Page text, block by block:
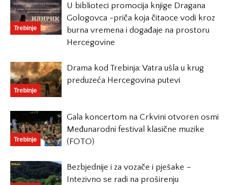
Trebinje
U biblioteci promocija knjige Dragana
Gologovca -priča koja čitaoce vodi kroz
burna vremena i događaje na prostoru
Hercegovine
Trebinje
Drama kod Trebinja: Vatra ušla u krug
preduzeća Hercegovina putevi
Trebinje
Gala koncertom na Crkvini otvoren osmi
Međunarodni festival klasične muzike
(FOTO)
Bezbjednije i za vozače i pješake –
Intezivno se radi na proširenju